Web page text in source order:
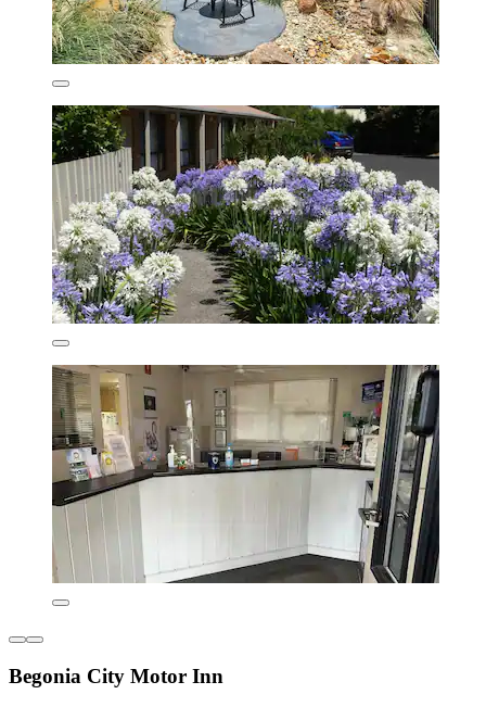
Begonia City Motor Inn